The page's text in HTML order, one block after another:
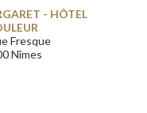
- HÔTEL
Fresque
Nîmes